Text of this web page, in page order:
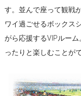
す。並んで座って観戦
ワイ過ごせるボックス
がら応援するVIPルー
ったりと楽しむことが